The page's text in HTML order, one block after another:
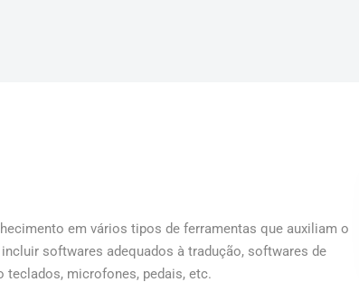
em vários tipos de ferramentas que auxiliam o
softwares adequados à tradução, softwares de
teclados, microfones, pedais, etc.